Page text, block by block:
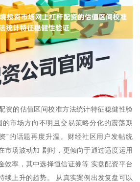
资的估值区间校准方法统计特征稳健性验
市场方向不明且交易策略分化的震荡期
”的话题再度升温。财经社区用户发帖统
市场波动加 剧时，更倾向于通过适度运用
效率，其中选择恒信证券等 实盘配资平台
续上升的趋势。 从真实案例出发复盘可以